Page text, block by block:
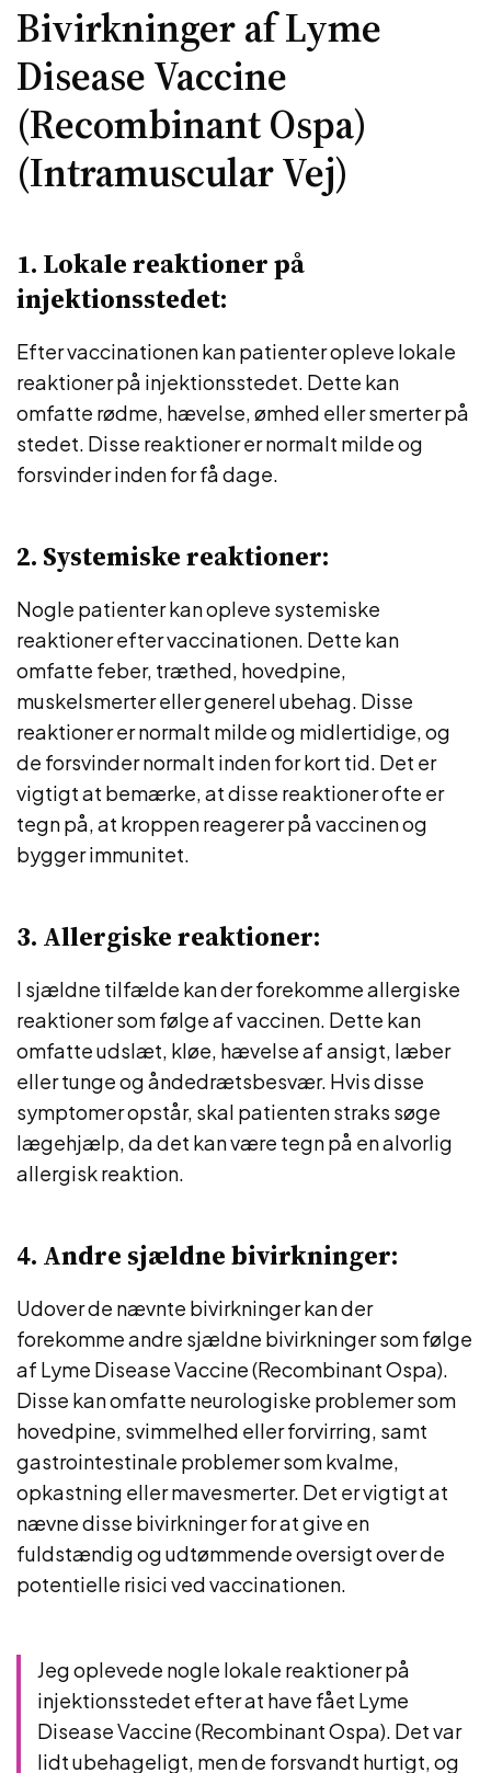
Bivirkninger af Lyme
Disease Vaccine
(Recombinant Ospa)
(Intramuscular Vej)
1. Lokale reaktioner på
injektionsstedet:
Efter vaccinationen kan patienter opleve lokale
reaktioner på injektionsstedet. Dette kan
omfatte rødme, hævelse, ømhed eller smerter på
stedet. Disse reaktioner er normalt milde og
forsvinder inden for få dage.
2. Systemiske reaktioner:
Nogle patienter kan opleve systemiske
reaktioner efter vaccinationen. Dette kan
omfatte feber, træthed, hovedpine,
muskelsmerter eller generel ubehag. Disse
reaktioner er normalt milde og midlertidige, og
de forsvinder normalt inden for kort tid. Det er
vigtigt at bemærke, at disse reaktioner ofte er
tegn på, at kroppen reagerer på vaccinen og
bygger immunitet.
3. Allergiske reaktioner:
I sjældne tilfælde kan der forekomme allergiske
reaktioner som følge af vaccinen. Dette kan
omfatte udslæt, kløe, hævelse af ansigt, læber
eller tunge og åndedrætsbesvær. Hvis disse
symptomer opstår, skal patienten straks søge
lægehjælp, da det kan være tegn på en alvorlig
allergisk reaktion.
4. Andre sjældne bivirkninger:
Udover de nævnte bivirkninger kan der
forekomme andre sjældne bivirkninger som følge
af Lyme Disease Vaccine (Recombinant Ospa).
Disse kan omfatte neurologiske problemer som
hovedpine, svimmelhed eller forvirring, samt
gastrointestinale problemer som kvalme,
opkastning eller mavesmerter. Det er vigtigt at
nævne disse bivirkninger for at give en
fuldstændig og udtømmende oversigt over de
potentielle risici ved vaccinationen.
Jeg oplevede nogle lokale reaktioner på
injektionsstedet efter at have fået Lyme
Disease Vaccine (Recombinant Ospa). Det var
lidt ubehageligt, men de forsvandt hurtigt, og